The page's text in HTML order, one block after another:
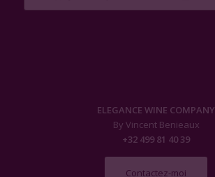
ELEGANCE WINE COMPANY
By Vincent Benieaux
+32 499 81 40 39
Contactez-moi